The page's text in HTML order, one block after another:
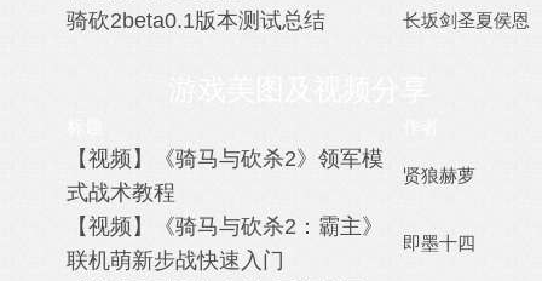
骑砍2beta0.1版本测试总结 长坂剑圣夏侯恩
【视频】《骑马与砍杀2》领军模
式战术教程
贤狼赫萝
【视频】《骑马与砍杀2：霸主》
联机萌新步战快速入门
即墨十四